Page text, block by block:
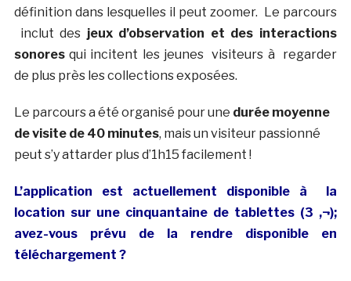
définition dans lesquelles il peut zoomer. Le parcours
inclut des jeux d’observation et des interactions
sonoresqui incitent les jeunes visiteurs à regarder
de plus près les collections exposées.
Le parcours a été organisé pour une durée moyenne
de visite de 40 minutes, mais un visiteur passionné
peut s’y attarder plus d’1h15 facilement !
L’application est actuellement disponible à la
location sur une cinquantaine de tablettes (3 ‚¬);
avez-vous prévu de la rendre disponible en
téléchargement ?